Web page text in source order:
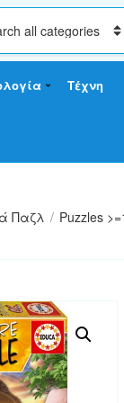
Τέχνη
Παζλ / Puzzles